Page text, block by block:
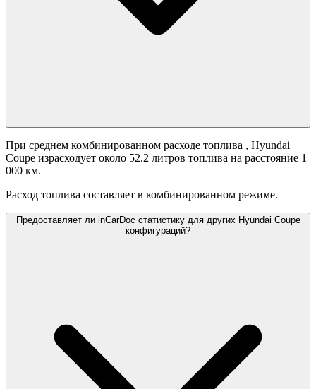
При среднем комбинированном расходе топлива , Hyundai
Coupe израсходует около 52.2 литров топлива на расстояние 1
000 км.
Расход топлива составляет в комбинированном режиме.
Предоставляет ли inCarDoc статистику для других Hyundai Coupe
конфигураций?